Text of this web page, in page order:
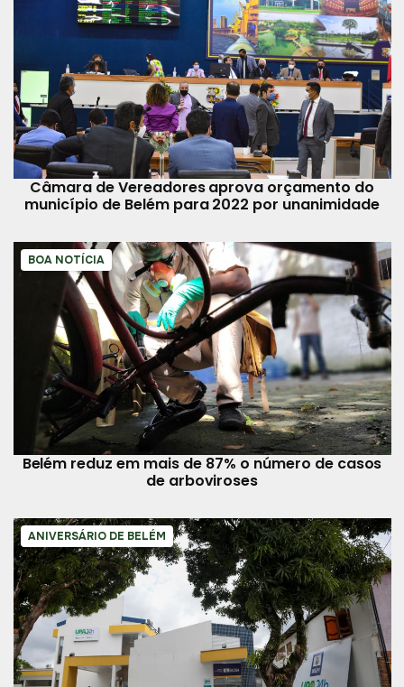
Câmara de Vereadores aprova orçamento do
município de Belém para 2022 por unanimidade
BOA NOTÍCIA
Belém reduz em mais de 87% o número de casos
de arboviroses
ANIVERSÁRIO DE BELÉM